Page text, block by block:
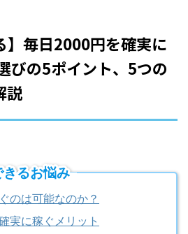
】毎日2000円を確実に
びの5ポイント、5つの
説
るお悩み
のは可能なのか？
実に稼ぐメリット